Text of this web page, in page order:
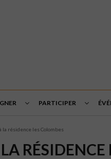
PARTICIPER
la résidence les Colombes
RÉSIDENCE